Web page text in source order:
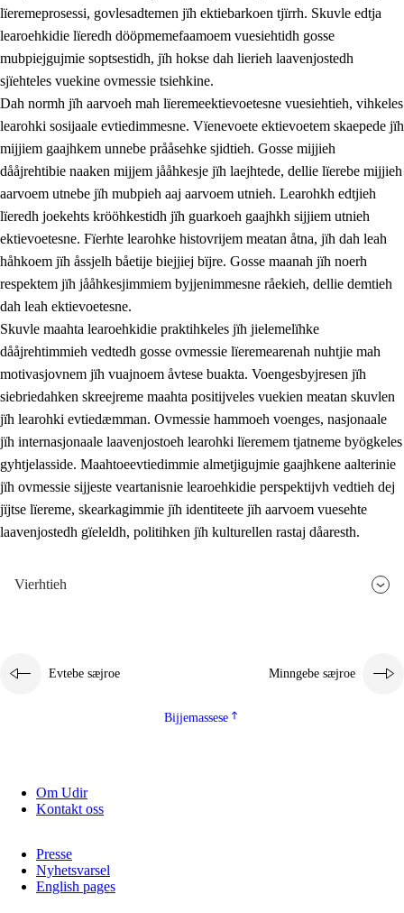
3.4 Lïerehtimmie learoesïeltesne jïh barkoejielemisnie
3.5 Profesjonsektievoete jïh skuvleevtiedimmie
lïeremeprosessi, govlesadtemen jïh ektiebarkoen tjïrrh. Skuvle edtja
learoehkidie lïeredh dööpmemefaamoem vuesiehtidh gosse
mubpiejgujmie soptsestidh, jïh hokse dah lierieh laavenjostedh
sjïehteles vuekine ovmessie tsiehkine.
Dah normh jïh aarvoeh mah lïeremeektievoetesne vuesiehtieh, vihkeles
learohki sosijaale evtiedimmesne. Vïenevoete ektievoetem skaepede jïh
mijjiem gaajhkem unnebe prååsehke sjidtieh. Gosse mijjieh
dååjrehtibie naaken mijjem jååhkesje jïh laejhtede, dellie lïerebe mijjieh
aarvoem utnebe jïh mubpieh aaj aarvoem utnieh. Learohkh edtjieh
lïeredh joekehts krööhkestidh jïh guarkoeh gaajhkh sijjiem utnieh
ektievoetesne. Fïerhte learohke histovrijem meatan åtna, jïh dah leah
håhkoem jïh åssjelh båetije biejjiej bïjre. Gosse maanah jïh noerh
respektem jïh jååhkesjimmiem byjjenimmesne råekieh, dellie demtieh
dah leah ektievoetesne.
Skuvle maahta learoehkidie praktihkeles jïh jielemelïhke
dååjrehtimmieh vedtedh gosse ovmessie lïeremearenah nuhtjie mah
motivasjovnem jïh vuajnoem åvtese buakta. Voengesbyjresen jïh
siebriedahken skreejreme maahta positijveles vuekien meatan skuvlen
jïh learohki evtiedæmman. Ovmessie hammoeh voenges, nasjonaale
jïh internasjonaale laavenjostoeh learohki lïeremem tjatneme byögkeles
gyhtjelasside. Maahtoeevtiedimmie almetjigujmie gaajhkene aalterinie
jïh ovmessie sijjeste veartanisnie learoehkidie perspektijvh vedtieh dej
jïjtse lïereme, skearkagimmie jïh identiteete jïh aarvoem vuesehte
laavenjostedh gïeleldh, politihken jïh kulturellen rastaj dåaresth.
Vierhtieh
Evtebe sæjroe Minngebe sæjroe
Bijjemassese
Om Udir
Kontakt oss
Presse
Nyhetsvarsel
English pages